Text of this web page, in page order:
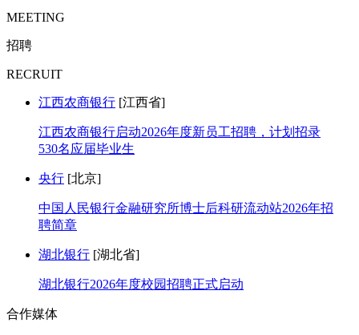
MEETING
招聘
RECRUIT
江西农商银行 [江西省]
江西农商银行启动2026年度新员工招聘，计划招录
530名应届毕业生
央行 [北京]
中国人民银行金融研究所博士后科研流动站2026年招
聘简章
湖北银行 [湖北省]
湖北银行2026年度校园招聘正式启动
合作媒体